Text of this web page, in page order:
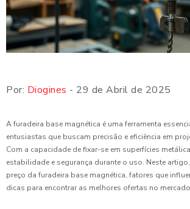
Por: Diogines - 29 de Abril de 2025
A furadeira base magnética é uma ferramenta
entusiastas que buscam precisão e eficiência em
Com a capacidade de fixar-se em superfícies
estabilidade e segurança durante o uso. Neste
preço da furadeira base magnética, fatores que
dicas para encontrar as melhores ofertas no